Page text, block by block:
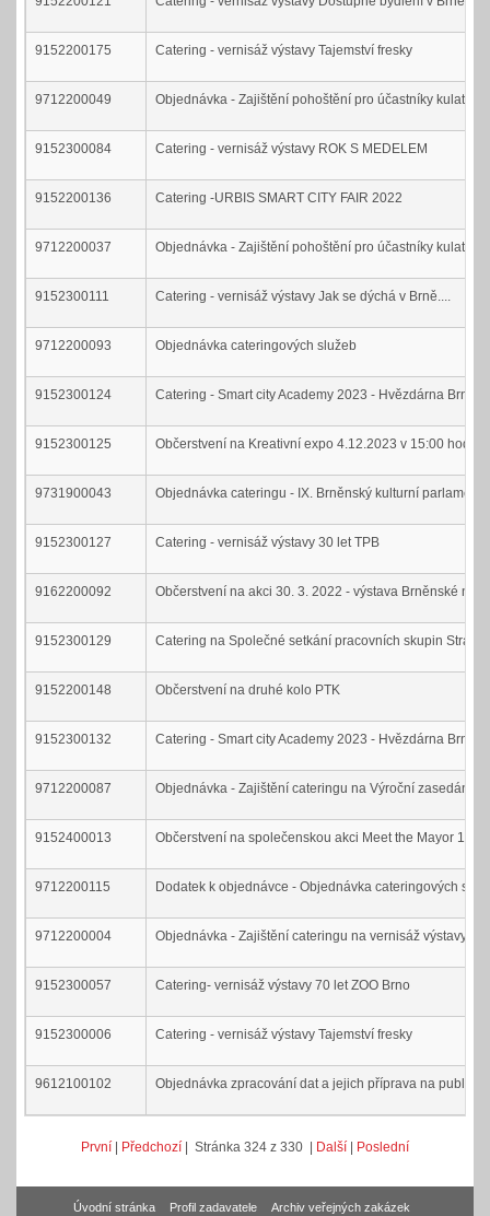
9152200175 Catering - vernisáž výstavy Tajemství fresky
9712200049 Objednávka - Zajištění pohoštění pro účastníky
9152300084 Catering - vernisáž výstavy ROK S MEDELEM
9152200136 Catering -URBIS SMART CITY FAIR 2022
9712200037 Objednávka - Zajištění pohoštění pro účastníky kulatých
9152300111 Catering - vernisáž výstavy Jak se dýchá v Brně....
9712200093 Objednávka cateringových služeb
9152300124 Catering - Smart city Academy 2023 - Hvězdárna Brno
9152300125 Občerstvení na Kreativní expo 4.12.2023 v 15:00 hod
9731900043 Objednávka cateringu - IX. Brněnský kulturní parlament
9152300127 Catering - vernisáž výstavy 30 let TPB
9162200092 Občerstvení na akci 30. 3. 2022 - výstava Brněnské
9152300129 Catering na Společné setkání pracovních skupin
9152200148 Občerstvení na druhé kolo PTK
9152300132 Catering - Smart city Academy 2023 - Hvězdárna Brno II
9712200087 Objednávka - Zajištění cateringu na Výroční zasedání
9152400013 Občerstvení na společenskou akci Meet the Mayor
9712200115 Dodatek k objednávce - Objednávka cateringových
9712200004 Objednávka - Zajištění cateringu na vernisáž výstavy
9152300057 Catering- vernisáž výstavy 70 let ZOO Brno
9152300006 Catering - vernisáž výstavy Tajemství fresky
9612100102 Objednávka zpracování dat a jejich příprava na
První | Předchozí | Stránka 324 z 330 | Další | Poslední
Úvodní stránka Profil zadavatele Archiv veřejných zakázek